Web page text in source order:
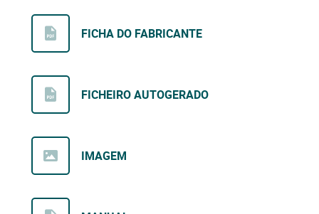
FICHA DO FABRICANTE
FICHEIRO AUTOGERADO
IMAGEM